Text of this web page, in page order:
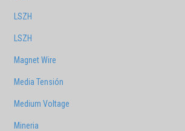
LSZH
LSZH
Magnet Wire
Media Tensión
Medium Voltage
Mineria